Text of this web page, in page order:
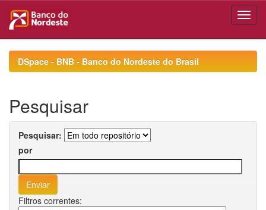
navigationDSpace - BNB - Banco do Nordeste do Brasil
Pesquisar
Pesquisar:
por
Filtros correntes: